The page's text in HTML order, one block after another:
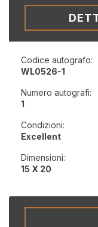
Codice autografo:
WL0526-1
Numero autografi:
1
Condizioni:
Excellent
Dimensioni:
15 X 20